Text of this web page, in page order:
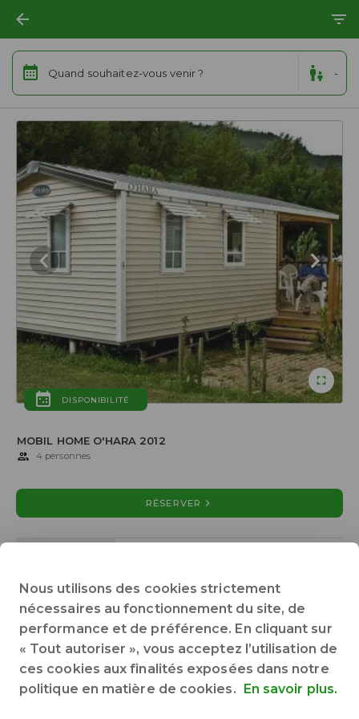
Quand souhaitez-vous venir ? -
DISPONIBILITÉ
MOBIL HOME O'HARA 2012
4 personnes
RÉSERVER
2 chambres séparées
24 m² de superficie
Accès handicapé : non
Animaux non acceptés
Chauffage
WC
Possibilité de mettre un lit bébé dans la chambre adulte.
Nous utilisons des cookies strictement
nécessaires au fonctionnement du site, de
performance et de préférence. En cliquant sur
« Tout autoriser », vous acceptez l’utilisation de
ces cookies aux finalités exposées dans notre
politique en matière de cookies. En savoir plus.